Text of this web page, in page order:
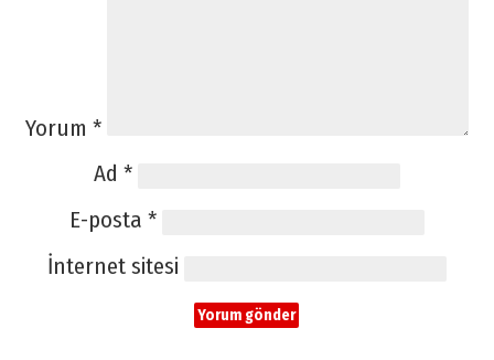
Yorum *
Ad *
E-posta *
İnternet sitesi